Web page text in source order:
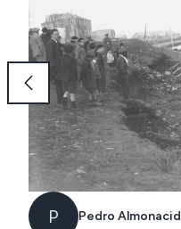
P Pedro Almonacid